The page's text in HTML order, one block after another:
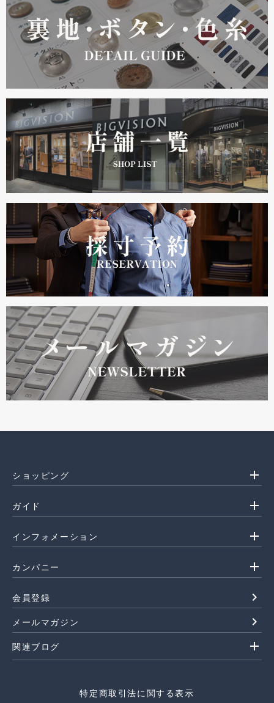
ショッピング add
ガイド add
インフォメーション add
カンパニー add
会員登録 navigate_next
メールマガジン navigate_next
関連ブログ add
特定商取引法に関する表示